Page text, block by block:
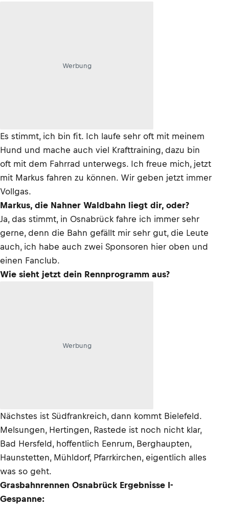
Werbung
Es stimmt, ich bin fit. Ich laufe sehr oft mit meinem
Hund und mache auch viel Krafttraining, dazu bin
oft mit dem Fahrrad unterwegs. Ich freue mich, jetzt
mit Markus fahren zu können. Wir geben jetzt immer
Vollgas.
Markus, die Nahner Waldbahn liegt dir, oder?
Ja, das stimmt, in Osnabrück fahre ich immer sehr
gerne, denn die Bahn gefällt mir sehr gut, die Leute
auch, ich habe auch zwei Sponsoren hier oben und
einen Fanclub.
Wie sieht jetzt dein Rennprogramm aus?
Werbung
Nächstes ist Südfrankreich, dann kommt Bielefeld.
Melsungen, Hertingen, Rastede ist noch nicht klar,
Bad Hersfeld, hoffentlich Eenrum, Berghaupten,
Haunstetten, Mühldorf, Pfarrkirchen, eigentlich alles
was so geht.
Grasbahnrennen Osnabrück Ergebnisse I-
Gespanne: